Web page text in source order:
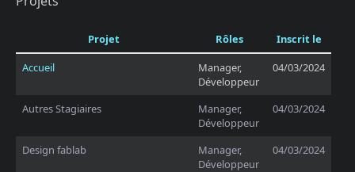
Projet Rôles
Inscrit le
Accueil
Manager,
Développeur
04/03/2024
Autres Stagiaires
Manager,
Développeur
04/03/2024
Design fablab
Manager,
Développeur
04/03/2024